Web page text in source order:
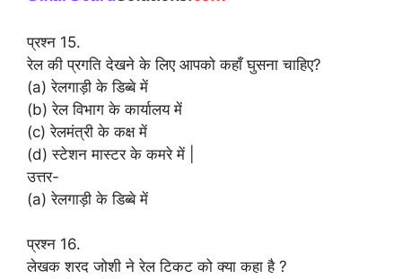
प्रश्न 15.
रेल की प्रगति देखने के लिए आपको कहाँ घुसना चाहिए?
(a) रेलगाड़ी के डिब्बे में
(b) रेल विभाग के कार्यालय में
(c) रेलमंत्री के कक्ष में
(d) स्टेशन मास्टर के कमरे में |
उत्तर-
(a) रेलगाड़ी के डिब्बे में
प्रश्न 16.
लेखक शरद जोशी ने रेल टिकट को क्या कहा है ?